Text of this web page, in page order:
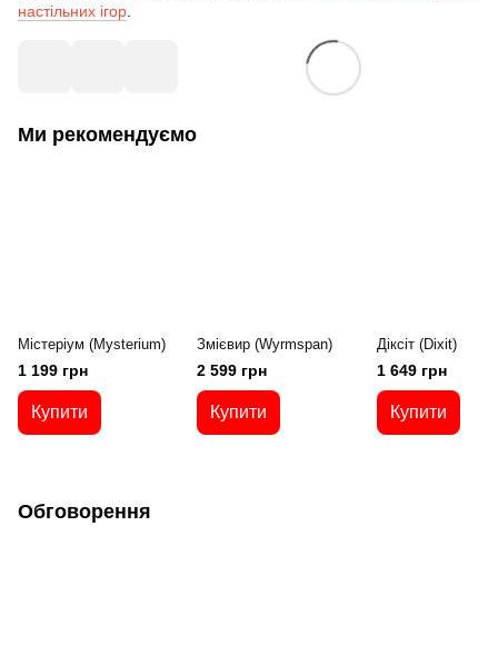
настільних ігор
Ми рекомендуємо
Містеріум (Mysterium)
1 199 грн
Купити
Змієвир (Wyrmspan)
2 599 грн
Купити
Діксіт (Dixit)
1 649 грн
Купити
Обговорення